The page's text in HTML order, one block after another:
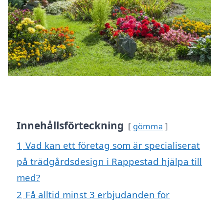
Innehållsförteckning gömma
1 Vad kan ett företag som är specialiserat
på trädgårdsdesign i Rappestad hjälpa till
med?
2 Få alltid minst 3 erbjudanden för